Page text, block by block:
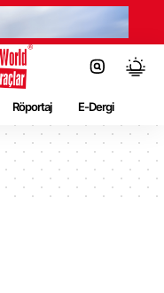
Röportaj E-Dergi